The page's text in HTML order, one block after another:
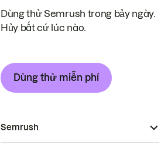
Dùng thử Semrush trong bảy ngày.
Hủy bất cứ lúc nào.
Dùng thử miễn phí
Semrush